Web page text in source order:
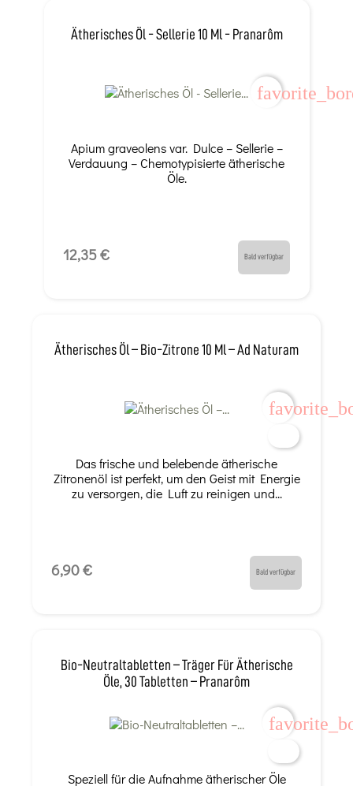
Ätherisches Öl - Sellerie 10 Ml - Pranarôm
Apium graveolens var. Dulce – Sellerie –
Verdauung – Chemotypisierte ätherische
Öle.
12,35 € Bald verfügbar
Ätherisches Öl – Bio-Zitrone 10 Ml – Ad Naturam
Das frische und belebende ätherische
Zitronenöl ist perfekt, um den Geist mit Energie
zu versorgen, die Luft zu reinigen und...
6,90 € Bald verfügbar
Bio-Neutraltabletten – Träger Für Ätherische
Öle, 30 Tabletten – Pranarôm
Speziell für die Aufnahme ätherischer Öle